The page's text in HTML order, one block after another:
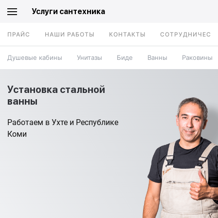
Услуги сантехника
ПРАЙС НАШИ РАБОТЫ КОНТАКТЫ
Душевые кабины Унитазы Биде Ванны Раковины
Установка стальной
ванны
Работаем в Ухте и Республике
Коми